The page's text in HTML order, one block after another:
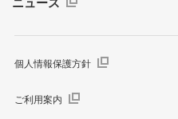
ニュース
個人情報保護方針
ご利用案内